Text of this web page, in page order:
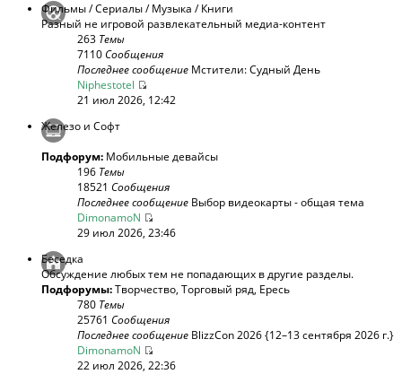
Фильмы / Сериалы / Музыка / Книги
Разный не игровой развлекательный медиа-контент
263 Темы
7110Сообщения
Последнее сообщение Мстители: Судный День
Niphestotel
21 июл 2026, 12:42
Железо и Софт
Подфорум: Мобильные девайсы
196 Темы
18521 Сообщения
Последнее сообщение Выбор видеокарты - общая тема
DimonamoN
29 июл 2026, 23:46
Беседка
Обсуждение любых тем не попадающих в другие разделы.
Подфорумы:Творчество, Торговый ряд, Ересь
780 Темы
25761 Сообщения
Последнее сообщение BlizzCon 2026 {12–13 сентября 2026 г.}
DimonamoN
22 июл 2026, 22:36